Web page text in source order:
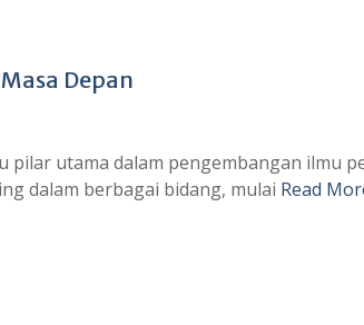
Depan
pilar utama dalam pengembangan ilmu
dalam berbagai bidang, mulai Read